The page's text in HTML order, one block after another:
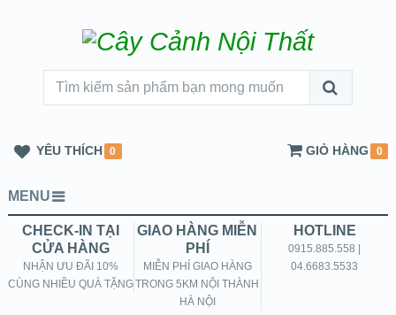
YÊU THÍCH 0 GIỎ HÀNG 0
MENU
CHECK-IN TẠI
CỬA HÀNG
NHẬN ƯU ĐÃI 10%
CÙNG NHIỀU QUÀ TẶNG
GIAO HÀNG MIỄN
PHÍ
MIỄN PHÍ GIAO HÀNG
TRONG 5KM NỘI THÀNH
HÀ NỘI
HOTLINE
0915.885.558 |
04.6683.5533